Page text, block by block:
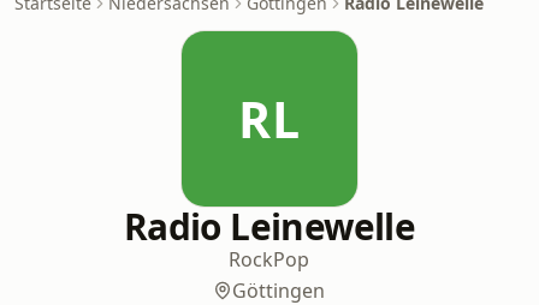
RL
Radio Leinewelle
RockPop
Göttingen